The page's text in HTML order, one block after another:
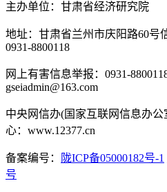
主办单位：甘肃省经济研究院
地址：甘肃省兰州市庆阳路60号
0931-8800118
网上有害信息举报：0931-
gseiadmin@163.com
中央网信办(国家互联网信息办
心：www.12377.cn
备案编号： 陇ICP备05000182号-1
号